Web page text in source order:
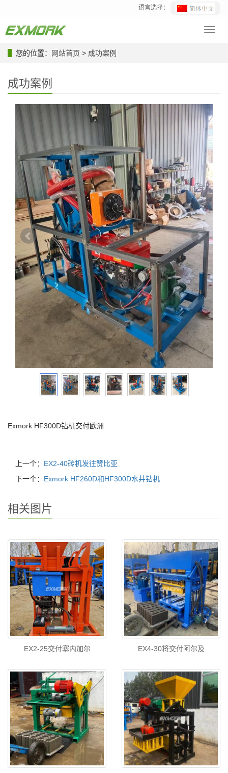
语言选择：
您的位置：
网站首页 > 成功案例
成功案例
Exmork HF300D钻机交付欧洲
上一个： EX2-40砖机发往赞比亚
下一个： Exmork HF260D和HF300D水井钻机
相关图片
EX2-25交付塞内加尔 EX4-30将交付阿尔及